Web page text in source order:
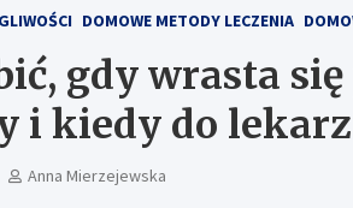
DOMOWE METODY LECZENIA
gdy wrasta
i kiedy do
Anna Mierzejewska